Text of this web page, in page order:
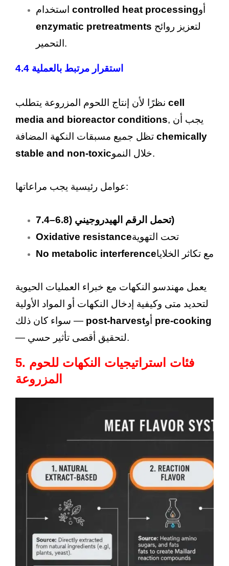
controlled heat processingأو
enzymatic pretreatments
التحمير.
4.4 استقرار مرتبط بالعملية
cell
media and bioreactor conditions, يجب أن
chemically
stable and non-toxic
خلال النمو.
عوامل رئيسية يجب مراعاتها:
تحمل الرقم الهيدروجيني (6.8–7.4)
Oxidative resistanceتحت التهوية
No metabolic interferenceمع تكاثر الخلايا
يعمل مهندسو النكهات مع خبراء العمليات الحيوية
لتحديد متى وكيفية إدخال النكهات أو المواد الأولية
post-harvest
pre-cooking
— لتحقيق أقصى تأثير حسي.
5. فئات استراتيجيات النكهات للحوم
المزروعة